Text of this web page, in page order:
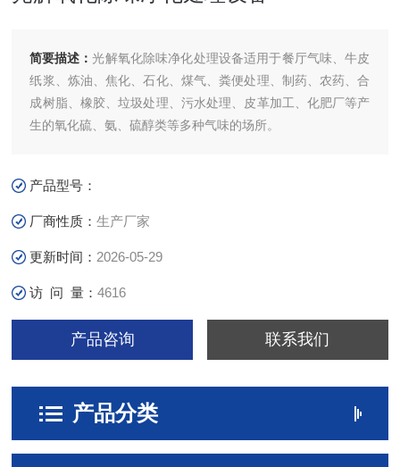
简要描述：光解氧化除味净化处理设备适用于餐厅气味、牛皮
纸浆、炼油、焦化、石化、煤气、粪便处理、制药、农药、合
成树脂、橡胶、垃圾处理、污水处理、皮革加工、化肥厂等产
生的氧化硫、氨、硫醇类等多种气味的场所。
产品型号：
厂商性质：生产厂家
更新时间： 2026-05-29
访 问 量：4616
产品咨询 联系我们
产品分类